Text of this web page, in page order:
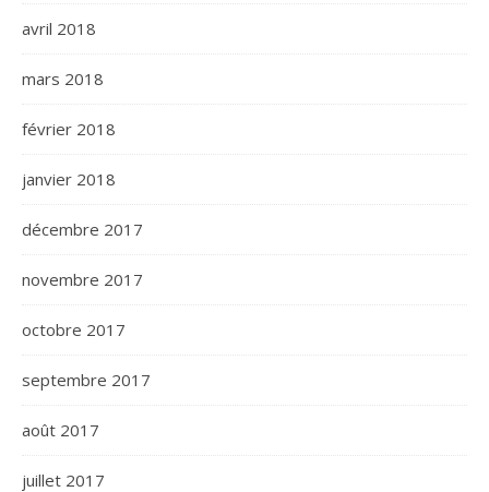
avril 2018
mars 2018
février 2018
janvier 2018
décembre 2017
novembre 2017
octobre 2017
septembre 2017
août 2017
juillet 2017